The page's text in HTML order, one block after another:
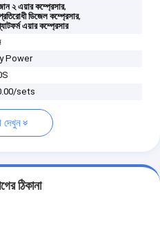
২ এয়ার কম্প্রেসার,
ডিজেল কম্প্রেসার,
এয়ার কম্প্রেসার
Power
sets
ঠিকানা